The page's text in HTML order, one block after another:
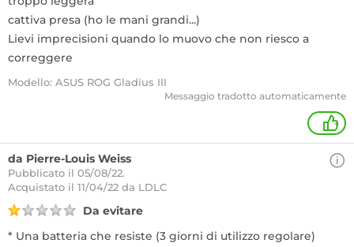
cattiva presa (ho le mani grandi...)
Lievi imprecisioni quando lo muovo che non riesco a
correggere
Modello: ASUS ROG Gladius III
Messaggio tradotto automaticamente
+
da Pierre-Louis Weiss
Pubblicato il 05/08/22.
Acquistato il 11/04/22 da LDLC
Da evitare
* Una batteria che resiste (3 giorni di utilizzo regolare)